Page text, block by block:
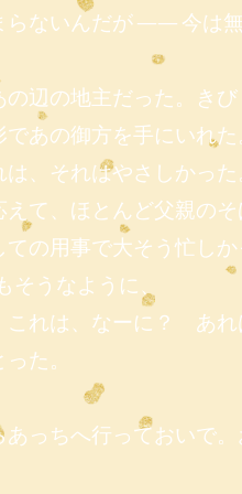
ないんだが ―― 今は無
辺の地主だった。き
あの御方を手にいれた
、それはやさしかった
て、ほとんど父親のそ
の用事で大そう忙しか
うなように、
これは、なーに？ あれ
た。
あっちへ行っておいで